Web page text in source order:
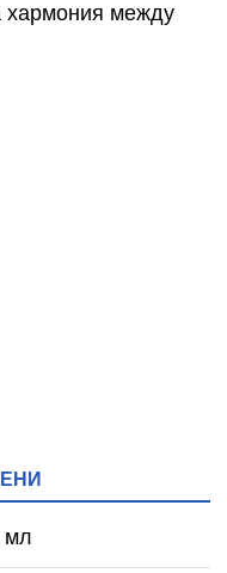
хармония между
мл